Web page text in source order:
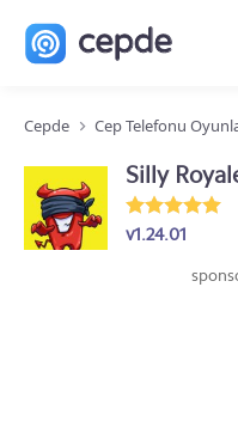
Cepde Cep Telefonu
Silly
v1.24.01